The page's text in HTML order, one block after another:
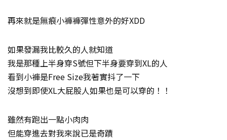
再來就是無痕小褲褲彈性意外的好XDD
如果發漏我比較久的人就知道
我是那種上半身穿S號但下半身要穿到XL的人
看到小褲是Free Size我著實抖了一下
沒想到即使XL大屁股人如果也是可以穿的！！
雖然有跑出一點小肉肉
但能穿進去對我來說已是奇蹟